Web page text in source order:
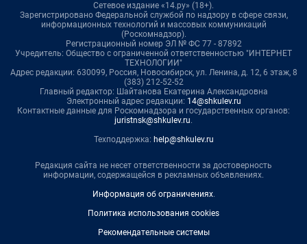
Сетевое издание «14.ру» (18+).
Зарегистрировано Федеральной службой по надзору в сфере связи,
информационных технологий и массовых коммуникаций
(Роскомнадзор).
Регистрационный номер ЭЛ № ФС 77 - 87892
Учредитель: Общество с ограниченной ответственностью "ИНТЕРНЕТ
ТЕХНОЛОГИИ"
Адрес редакции: 630099, Россия, Новосибирск, ул. Ленина, д. 12, 6 этаж, 8
(383) 212-52-52
Главный редактор: Шайтанова Екатерина Александровна
Электронный адрес редакции: 14@shkulev.ru
Контактные данные для Роскомнадзора и государственных органов:
juristnsk@shkulev.ru.
Техподдержка: help@shkulev.ru
Редакция сайта не несет ответственности за достоверность
информации, содержащейся в рекламных объявлениях.
Информация об ограничениях.
Политика использования cookies
Рекомендательные системы